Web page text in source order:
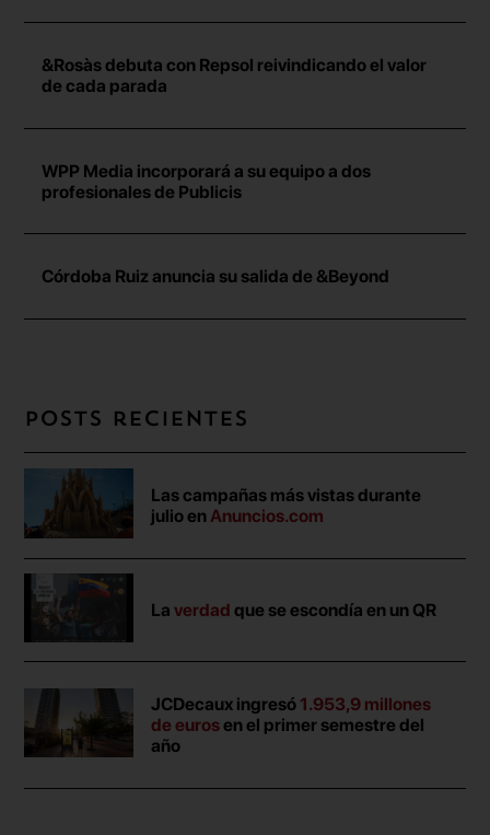
&Rosàs debuta con Repsol reivindicando el valor
de cada parada
WPP Media incorporará a su equipo a dos
profesionales de Publicis
Córdoba Ruiz anuncia su salida de &Beyond
Posts recientes
Las campañas más vistas durante
julio enAnuncios.com
Laverdad que se escondía en un QR
JCDecaux ingresó 1.953,9 millones
de eurosen el primer semestre del
año